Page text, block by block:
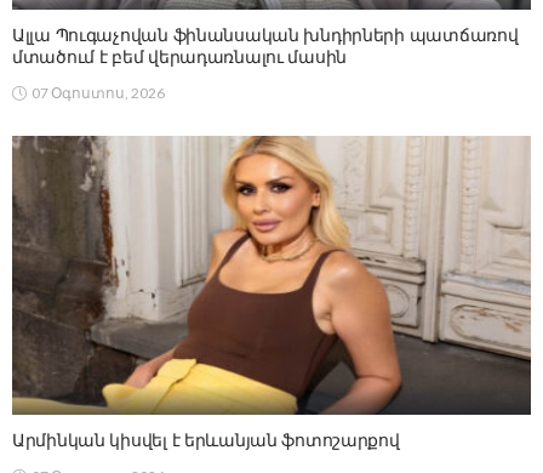
Ալլա Պուգաչովան ֆինանսական խնդիրների պատճառով
մտածում է բեմ վերադառնալու մասին
07 Օգոստոս, 2026
Արմինկան կիսվել է երևանյան ֆոտոշարքով